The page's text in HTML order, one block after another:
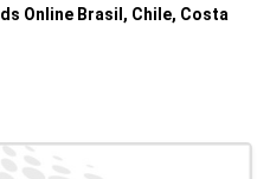
Online Brasil, Chile, Costa